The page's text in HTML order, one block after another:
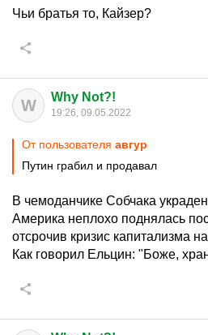
Чьи братья то, Кайзер?
W Why Not?!
19:26, 09.05.2022
От пользователя авгуp
Путин грабил и продавал
В чемоданчике Собчака
Америка неплохо поднялась
отсрочив кризис капитализма
Как говорил Ельцин: "Боже,